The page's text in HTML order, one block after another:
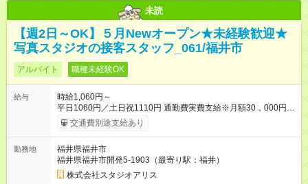
未読
【週2日～OK】５月Newオープン★未経験歓迎★
写真スタジオの接客スタッフ_061/福井市
アルバイト 職種未経験OK
給与
時給1,060円～
平日1060円／土日祝1110円 通勤費実費支給※月額30，000円ま
で ■弊社の準社員へステップアップすると時給30円UP!!■ 準社
員とは… ・開店又は閉店作業が可能な方で1週間で24時間以上
格し、社内資格を有すると時給100円以上アップ！～ 【試用期
間】試用期間あり 試用期間の長さ：3ヶ月 雇用形態、給与は本
採用時と同じです。
交通費別途支給あり
勤務地
福井県福井市
福井県福井市開発5-1903（最寄り駅：福井）
株式会社スタジオアリス